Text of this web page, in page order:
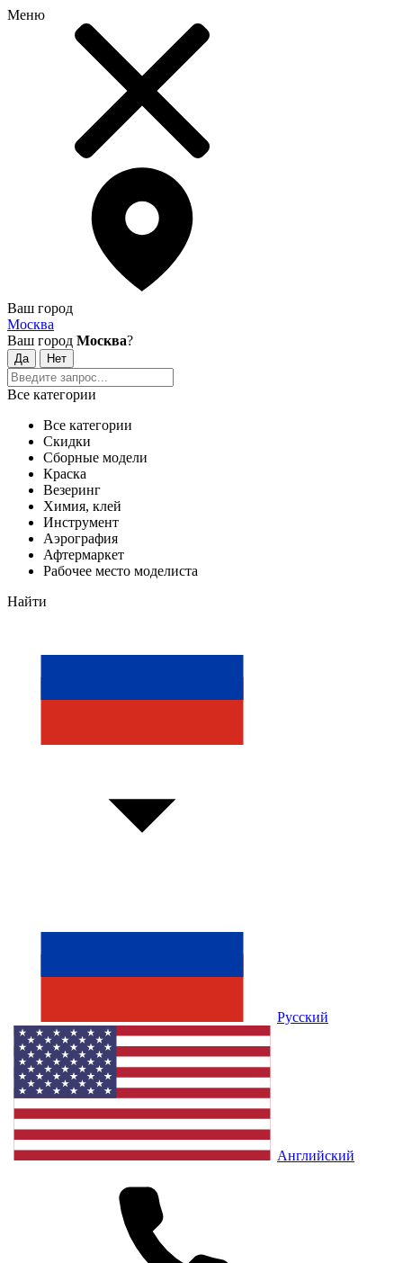
Меню
Ваш город
Москва
Ваш город Москва?
Все категории
Все категории
Скидки
Сборные модели
Краска
Везеринг
Химия, клей
Инструмент
Аэрография
Афтермаркет
Рабочее место моделиста
Найти
Русский
Английский